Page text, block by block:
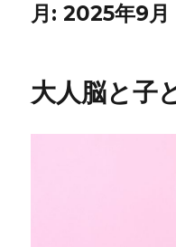
月:2025年9月
大人脳と子